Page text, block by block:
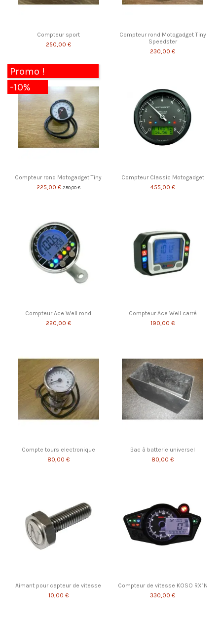
Compteur sport
250,00 €
Compteur rond Motogadget Tiny
Speedster
230,00 €
Promo !
-10%
Compteur rond Motogadget Tiny
225,00 €250,00 €
Compteur Classic Motogadget
455,00 €
Compteur Ace Well rond
220,00 €
Compteur Ace Well carré
190,00 €
Compte tours electronique
80,00 €
Bac à batterie universel
80,00 €
Aimant pour capteur de vitesse
10,00 €
Compteur de vitesse KOSO RX1N
330,00 €